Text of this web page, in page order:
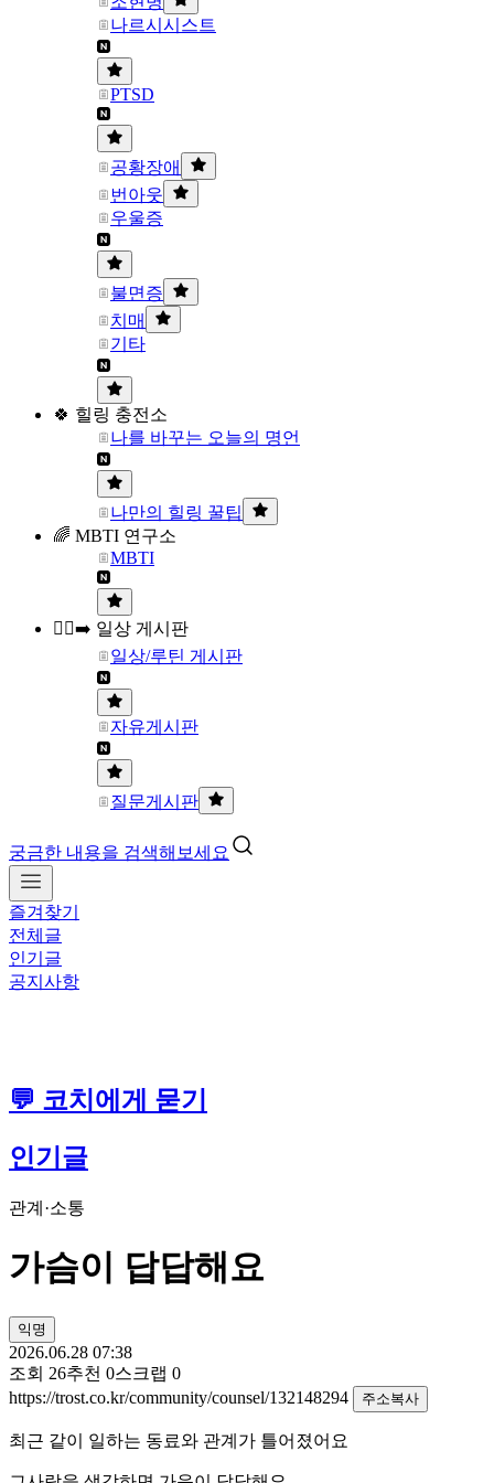
나르시시스트
PTSD
공황장애
번아웃
우울증
불면증
치매
기타
🍀 힐링 충전소
나를 바꾸는 오늘의 명언
나만의 힐링 꿀팁
🌈 MBTI 연구소
MBTI
🏃‍♀️‍➡️ 일상 게시판
일상/루틴 게시판
자유게시판
질문게시판
궁금한 내용을 검색해보세요
즐겨찾기
전체글
인기글
공지사항
💬 코치에게 묻기
인기글
관계·소통
가슴이 답답해요
익명
2026.06.28 07:38
조회 26추천 0스크랩 0
https://trost.co.kr/community/counsel/132148294
주소복사
최근 같이 일하는 동료와 관계가 틀어졌어요